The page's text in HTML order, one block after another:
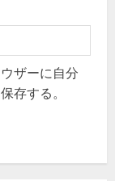
ザーに自分
存する。